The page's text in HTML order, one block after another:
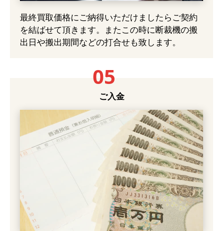
最終買取価格にご納得いただけましたらご契約
を結ばせて頂きます。またこの時に断裁機の搬
出日や搬出期間などの打合せも致します。
05
ご入金